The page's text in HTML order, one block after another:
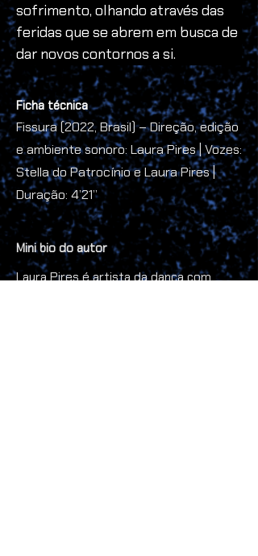
sofrimento, olhando através das
feridas que se abrem em busca de
dar novos contornos a si.
Ficha técnica
Fissura (2022, Brasil) – Direção, edição
e ambiente sonoro: Laura Pires | Vozes:
Stella do Patrocínio e Laura Pires |
Duração: 4’21’’
Mini bio do autor
Laura Pires é artista da dança com